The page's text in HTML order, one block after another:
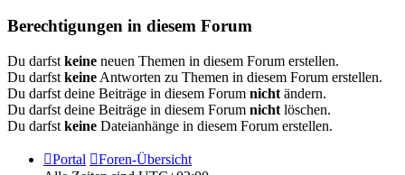
Berechtigungen in diesem Forum
Du darfst keine neuen Themen in diesem Forum erstellen.
Du darfst keine Antworten zu Themen in diesem Forum erstellen.
Du darfst deine Beiträge in diesem Forum nicht ändern.
Du darfst deine Beiträge in diesem Forum nicht löschen.
Du darfst keine Dateianhänge in diesem Forum erstellen.
Portal
Foren-Übersicht